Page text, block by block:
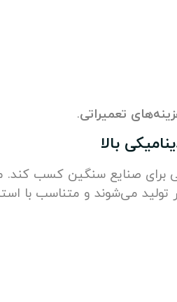
تعمیراتی.
بالا
برای صنایع سنگین کسب
می‌شوند و متناسب با